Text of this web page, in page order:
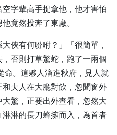
字輩高手捉拿他，他才害怕
竟然投奔了東廠。
俠有何吩咐？」「很簡單，
否則打草驚蛇，跑了一兩個
命。這夥人溜進秋府，見人就
夫人在大廳對飲，忽聞窗外
驚，正要出外查看，忽然大
淋的長刀蜂擁而入，為首者